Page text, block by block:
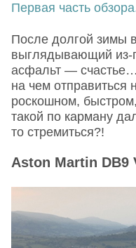
Первая часть
После долгой зимы
выглядывающий из-
асфальт —
на чем отправиться
роскошном,
такой по карману
то стремиться?!
Aston Martin DB9